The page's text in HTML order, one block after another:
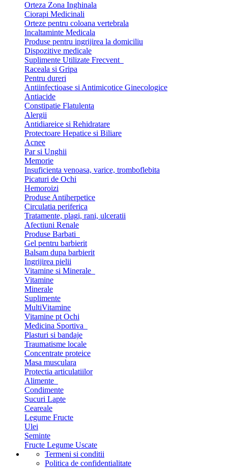
Orteza Zona Inghinala
Ciorapi Medicinali
Orteze pentru coloana vertebrala
Incaltaminte Medicala
Produse pentru ingrijirea la domiciliu
Dispozitive medicale
Suplimente Utilizate Frecvent
Raceala si Gripa
Pentru dureri
Antiinfectioase si Antimicotice Ginecologice
Antiacide
Constipatie Flatulenta
Alergii
Antidiareice si Rehidratare
Protectoare Hepatice si Biliare
Acnee
Par si Unghii
Memorie
Insuficienta venoasa, varice, tromboflebita
Picaturi de Ochi
Hemoroizi
Produse Antiherpetice
Circulatia periferica
Tratamente, plagi, rani, ulceratii
Afectiuni Renale
Produse Barbati
Gel pentru barbierit
Balsam dupa barbierit
Ingrijirea pielii
Vitamine si Minerale
Vitamine
Minerale
Suplimente
MultiVitamine
Vitamine pt Ochi
Medicina Sportiva
Plasturi si bandaje
Traumatisme locale
Concentrate proteice
Masa musculara
Protectia articulatiilor
Alimente
Condimente
Sucuri Lapte
Ceareale
Legume Fructe
Ulei
Seminte
Fructe Legume Uscate
Termeni si conditii
Politica de confidentialitate